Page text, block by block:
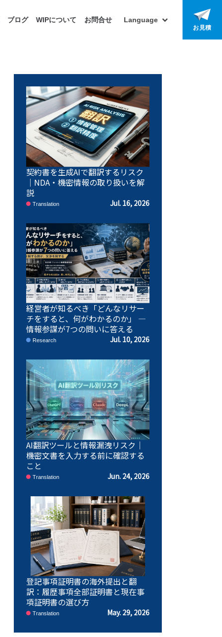
ブログ WIPについて お問合せ Language
お見積
契約書を生成AIで翻訳するリスク
｜NDA・機密情報の取り扱いを解
説
Translation Jul. 16, 2026
経営者が知るべき「どんなリサー
チをすると、何がわかるのか」 ―
情報参謀が7つの問いに答える
Research Jul. 10, 2026
AI翻訳ツールと情報漏洩リスク｜
機密文書を入力する前に確認する
こと
Translation Jun. 24, 2026
登記事項証明書の海外提出と翻
訳：履歴事項全部証明書と現在事
項証明書の選び方
Translation May. 29, 2026